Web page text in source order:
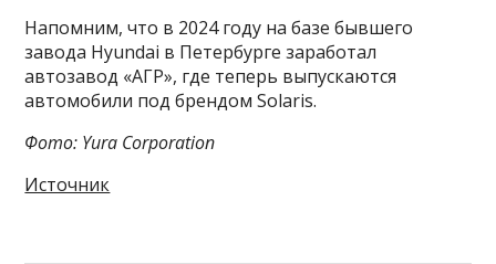
Напомним, что в 2024 году на базе бывшего
завода Hyundai в Петербурге заработал
автозавод «АГР», где теперь выпускаются
автомобили под брендом Solaris.
Фото: Yura Corporation
Источник